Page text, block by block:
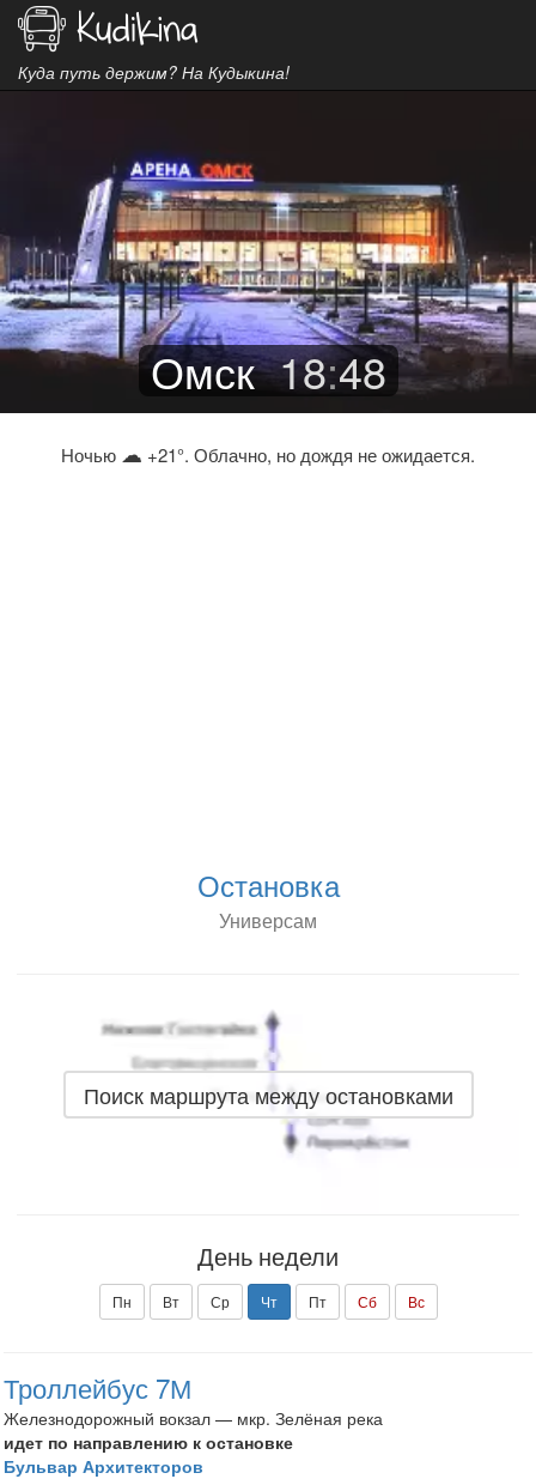
Куда путь держим? На Кудыкина!
Омск 18:48
Ночью ☁ +21°. Облачно, но дождя не ожидается.
Остановка
Универсам
Поиск маршрута между остановками
День недели
Пн Вт Ср Чт Пт Сб Вс
Троллейбус 7М
Железнодорожный вокзал — мкр. Зелёная река
идет по направлению к остановке
Бульвар Архитекторов